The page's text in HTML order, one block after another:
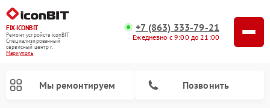
FIX-ICONBIT
Ремонт устройств iconBIT
Специализированный
cервисный центр г.
Мариуполь
+7 (863) 333-79-21
Ежедневно с 9:00 до 21:00
Мы ремонтируем Позвонить